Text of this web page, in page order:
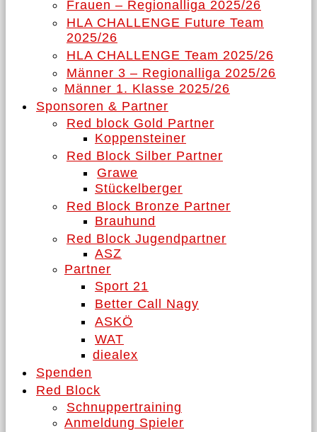
Frauen – Regionalliga 2025/26
HLA CHALLENGE Future Team
2025/26
HLA CHALLENGE Team 2025/26
Männer 3 – Regionalliga 2025/26
Männer 1. Klasse 2025/26
Sponsoren & Partner
Red block Gold Partner
Koppensteiner
Red Block Silber Partner
Grawe
Stückelberger
Red Block Bronze Partner
Brauhund
Red Block Jugendpartner
ASZ
Partner
Sport 21
Better Call Nagy
ASKÖ
WAT
diealex
Spenden
Red Block
Schnuppertraining
Anmeldung Spieler